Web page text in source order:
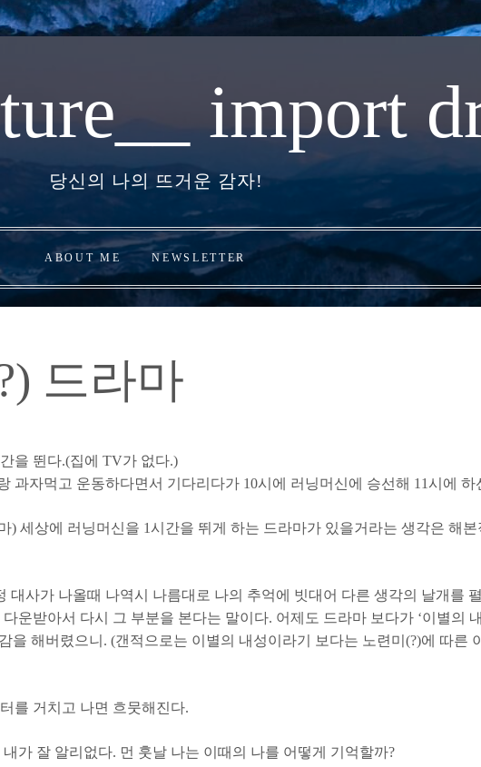
import
당신의 나의 뜨거운 감자!
ABOUT ME NEWSLETTER
드라마
을 뛴다.(집에 TV가 없다.)
과자먹고 운동하다면서 기다리다가 10시에 러닝머신에 승선해 11시에 하
세상에 러닝머신을 1시간을 뛰게 하는 드라마가 있을거라는 생각은 해본
대사가 나올때 나역시 나름대로 나의 추억에 빗대어 다른 생각의 날개를
운받아서 다시 그 부분을 본다는 말이다. 어제도 드라마 보다가 ‘이별의
을 해버렸으니. (갠적으로는 이별의 내성이라기 보다는 노련미(?)에 따른
를 거치고 나면 흐뭇해진다.
가 잘 알리없다. 먼 훗날 나는 이때의 나를 어떻게 기억할까?